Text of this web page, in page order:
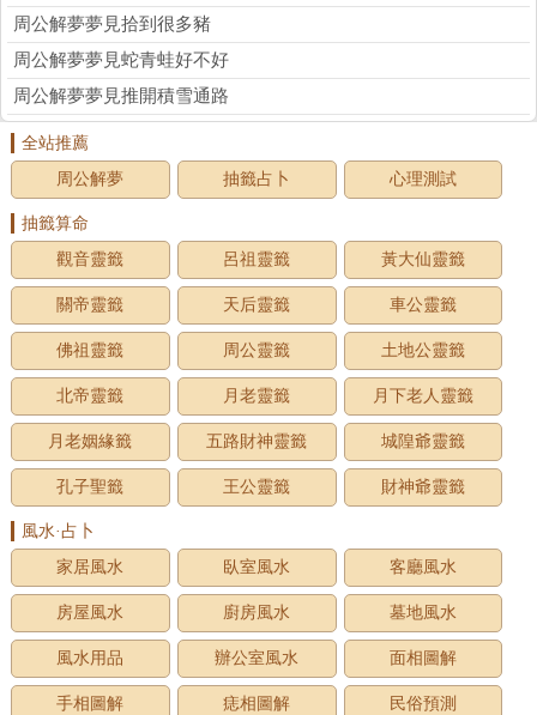
周公解夢夢見拾到很多豬
周公解夢夢見蛇青蛙好不好
周公解夢夢見推開積雪通路
全站推薦
周公解夢
抽籤占卜 心理測試
抽籤算命
觀音靈籤
呂祖靈籤 黃大仙靈籤
關帝靈籤 天后靈籤 車公靈籤
佛祖靈籤 周公靈籤 土地公靈籤
北帝靈籤 月老靈籤 月下老人靈籤
月老姻緣籤 五路財神靈籤 城隍爺靈籤
孔子聖籤 王公靈籤 財神爺靈籤
風水·占卜
家居風水
臥室風水 客廳風水
房屋風水 廚房風水 墓地風水
風水用品 辦公室風水 面相圖解
手相圖解 痣相圖解 民俗預測